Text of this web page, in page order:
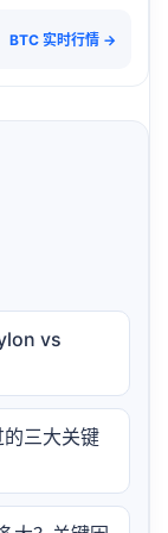
BTC 实时行情 →
vs
三大关键